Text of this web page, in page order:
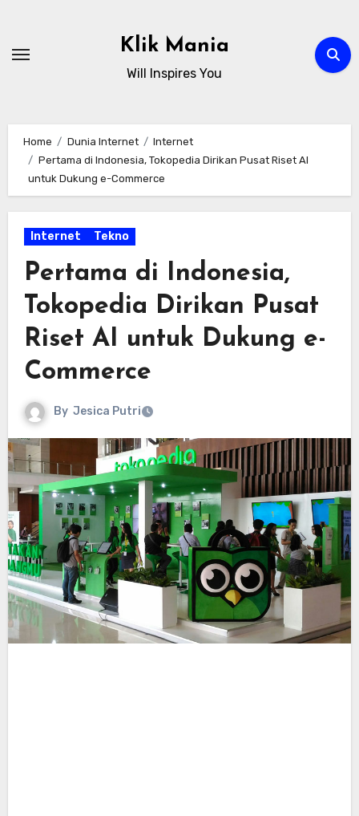
content
Klik Mania
Will Inspires You
Home Dunia Internet
Internet
Pertama di Indonesia, Tokopedia Dirikan Pusat Riset AI
untuk Dukung e-Commerce
Internet Tekno
Pertama di Indonesia,
Tokopedia Dirikan Pusat
Riset AI untuk Dukung e-
Commerce
By Jesica Putri